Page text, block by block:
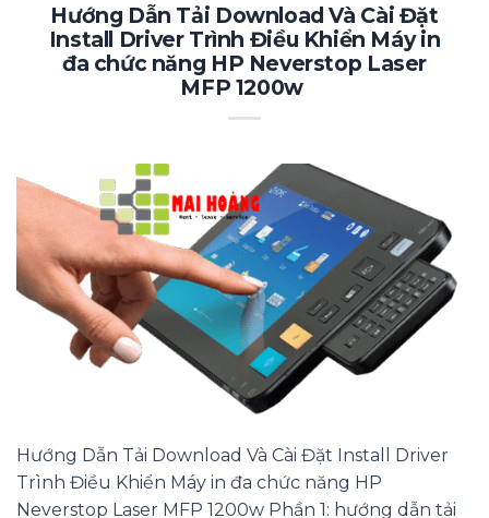
Hướng Dẫn Tải Download Và Cài Đặt
Install Driver Trình Điều Khiển Máy in
đa chức năng HP Neverstop Laser
MFP 1200w
Hướng Dẫn Tải Download Và Cài Đặt Install Driver
Trình Điều Khiển Máy in đa chức năng HP
Neverstop Laser MFP 1200w Phần 1: hướng dẫn tải